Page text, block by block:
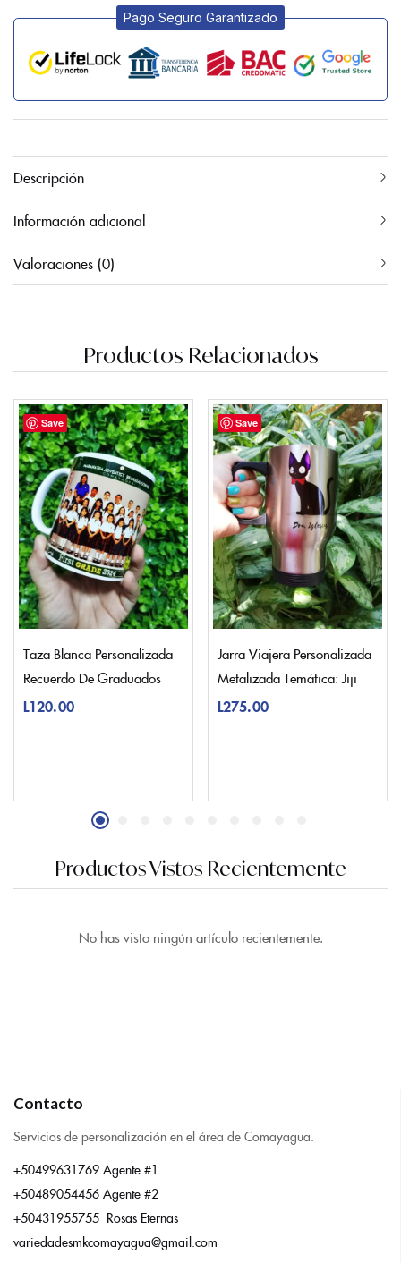
Pago Seguro Garantizado
Descripción
Información adicional
Valoraciones (0)
Productos Relacionados
Save
Taza Blanca Personalizada
Recuerdo De Graduados
L120.00
Save
Jarra Viajera Personalizada
Metalizada Temática: Jiji
L275.00
Productos Vistos Recientemente
No has visto ningún artículo recientemente.
Contacto
Servicios de personalización en el área de Comayagua.
+50499631769 Agente #1
+50489054456 Agente #2
+50431955755 Rosas Eternas
variedadesmkcomayagua@gmail.com